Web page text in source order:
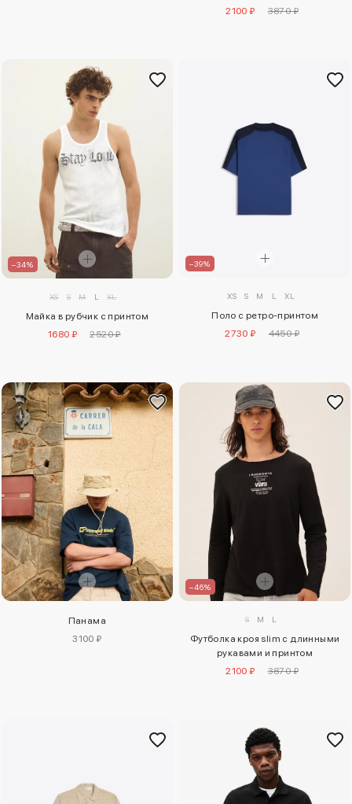
2100 ₽
3870 ₽
–34%
XS S M L XL
Майка в рубчик с принтом
1680 ₽
2520 ₽
–39%
XS S M L XL
Поло с ретро-принтом
2730 ₽
4450 ₽
Панама
3100 ₽
–46%
S M L
Футболка кроя slim с длинными
рукавами и принтом
2100 ₽
3870 ₽